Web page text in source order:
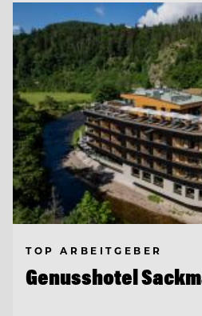
TOP ARBEITGEBER
Genusshotel